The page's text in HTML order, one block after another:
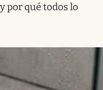
por qué todos lo